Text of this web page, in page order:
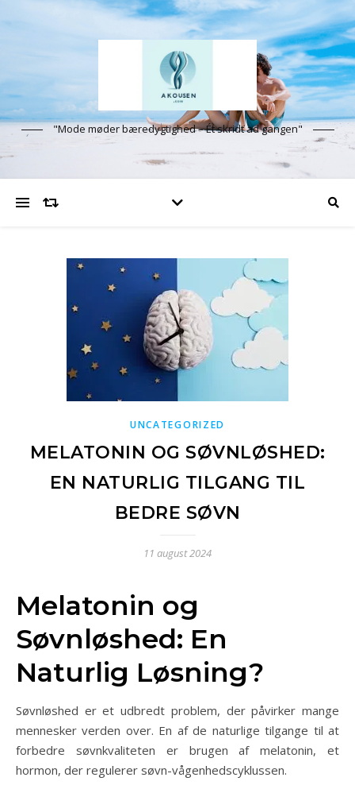
"Mode møder bæredygtighed – Ét skridt ad gangen"
UNCATEGORIZED
MELATONIN OG SØVNLØSHED:
EN NATURLIG TILGANG TIL
BEDRE SØVN
11 august 2024
Melatonin og
Søvnløshed: En
Naturlig Løsning?
Søvnløshed er et udbredt problem, der påvirker mange
mennesker verden over. En af de naturlige tilgange til at
forbedre søvnkvaliteten er brugen af melatonin, et
hormon, der regulerer søvn-vågenhedscyklussen.